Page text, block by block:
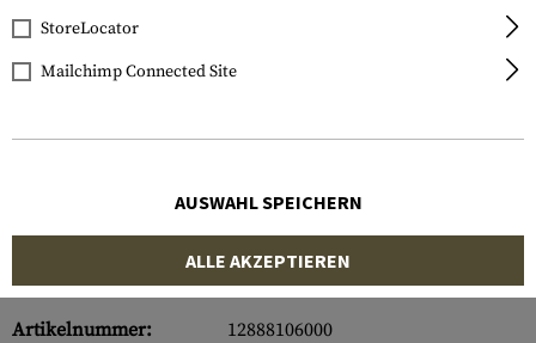
Artikelnummer:
12888106000
StoreLocator
Mailchimp Connected Site
AUSWAHL SPEICHERN
ALLE AKZEPTIEREN